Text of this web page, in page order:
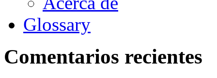
Glossary
Comentarios recientes